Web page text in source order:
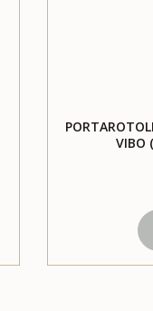
VIBO